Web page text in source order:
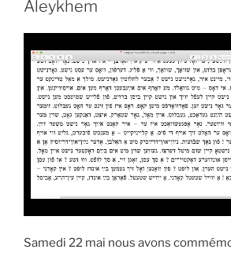
Aleykhem
Samedi 22 mai nous avons